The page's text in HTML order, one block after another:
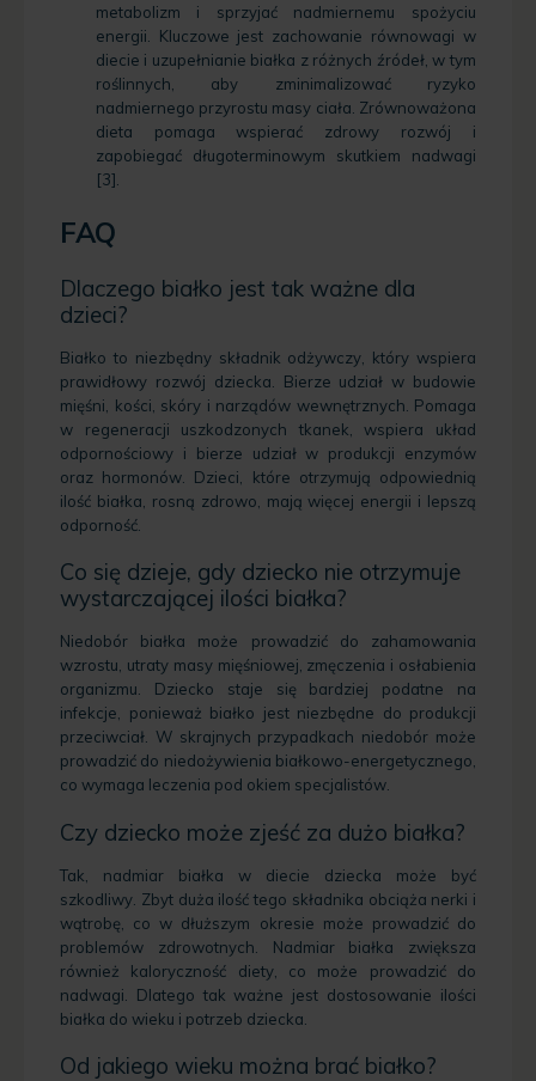
metabolizm i sprzyjać nadmiernemu spożyciu
energii. Kluczowe jest zachowanie równowagi w
diecie i uzupełnianie białka z różnych źródeł, w tym
roślinnych, aby zminimalizować ryzyko
nadmiernego przyrostu masy ciała. Zrównoważona
dieta pomaga wspierać zdrowy rozwój i
zapobiegać długoterminowym skutkiem nadwagi
[3].
FAQ
Dlaczego białko jest tak ważne dla
dzieci?
Białko to niezbędny składnik odżywczy, który wspiera
prawidłowy rozwój dziecka. Bierze udział w budowie
mięśni, kości, skóry i narządów wewnętrznych. Pomaga
w regeneracji uszkodzonych tkanek, wspiera układ
odpornościowy i bierze udział w produkcji enzymów
oraz hormonów. Dzieci, które otrzymują odpowiednią
ilość białka, rosną zdrowo, mają więcej energii i lepszą
odporność.
Co się dzieje, gdy dziecko nie otrzymuje
wystarczającej ilości białka?
Niedobór białka może prowadzić do zahamowania
wzrostu, utraty masy mięśniowej, zmęczenia i osłabienia
organizmu. Dziecko staje się bardziej podatne na
infekcje, ponieważ białko jest niezbędne do produkcji
przeciwciał. W skrajnych przypadkach niedobór może
prowadzić do niedożywienia białkowo-energetycznego,
co wymaga leczenia pod okiem specjalistów.
Czy dziecko może zjeść za dużo białka?
Tak, nadmiar białka w diecie dziecka może być
szkodliwy. Zbyt duża ilość tego składnika obciąża nerki i
wątrobę, co w dłuższym okresie może prowadzić do
problemów zdrowotnych. Nadmiar białka zwiększa
również kaloryczność diety, co może prowadzić do
nadwagi. Dlatego tak ważne jest dostosowanie ilości
białka do wieku i potrzeb dziecka.
Od jakiego wieku można brać białko?